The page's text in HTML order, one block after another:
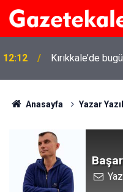
12:12 Kırıkkale’de
Anasayfa Yazar